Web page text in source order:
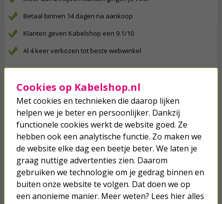
Betaal binnen 14 dagen na aankoop
Klanten geven Kabelshop een 9.1/10
Al 4 keer verkozen tot beste webwinkel
Verlengsnoer | 5 meter (Gehoekt, 3x
1.50 mm², Zwart)
12,95
CEE stekker | Q-link (16A, 230V,
IP44, Driepolig)
3,95
Cookies op Kabelshop.nl
Met cookies en technieken die daarop lijken
helpen we je beter en persoonlijker. Dankzij
functionele cookies werkt de website goed. Ze
hebben ook een analytische functie. Zo maken we
de website elke dag een beetje beter. We laten je
graag nuttige advertenties zien. Daarom
gebruiken we technologie om je gedrag binnen en
buiten onze website te volgen. Dat doen we op
een anonieme manier. Meer weten? Lees hier alles